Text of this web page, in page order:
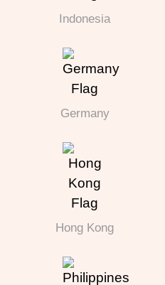
Indonesia
Germany
Hong Kong